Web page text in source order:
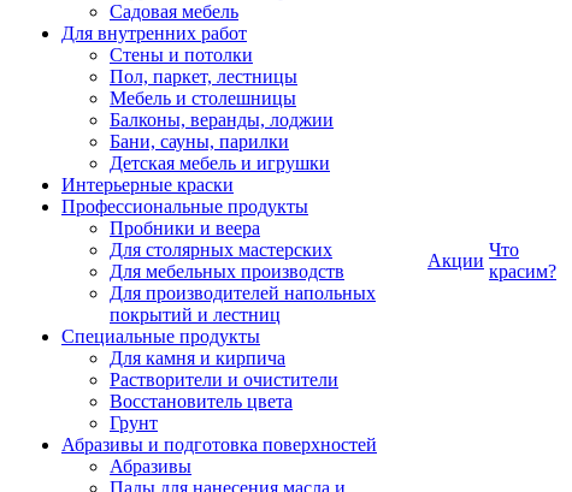
Садовая мебель
Для внутренних работ
Стены и потолки
Пол, паркет, лестницы
Мебель и столешницы
Балконы, веранды, лоджии
Бани, сауны, парилки
Детская мебель и игрушки
Интерьерные краски
Профессиональные продукты
Пробники и веера
Для столярных мастерских
Для мебельных производств
Для производителей напольных
покрытий и лестниц
Специальные продукты
Для камня и кирпича
Растворители и очистители
Восстановитель цвета
Грунт
Абразивы и подготовка поверхностей
Абразивы
Пады для нанесения масла и
Акции
Что
красим?